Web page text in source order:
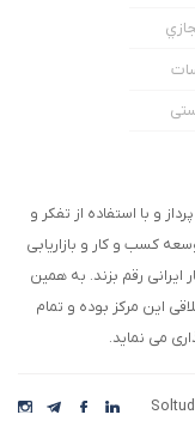
و با استفاده از تفکر و
کسب و کار و بازاریابی
رقم بزند. به همین
این مرکز بوده و تمام
می نماید.